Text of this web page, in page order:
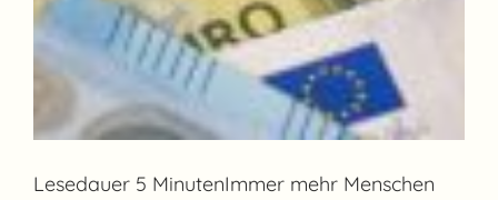
Lesedauer 5 MinutenImmer mehr Menschen